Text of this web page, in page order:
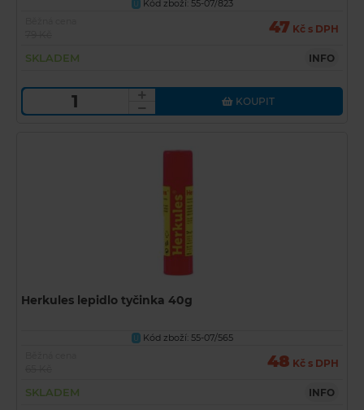
U
Kód zboží: 55-07/823
47 Kč s DPH
SKLADEM INFO
KOUPIT
Herkules lepidlo tyčinka 40g
U Kód zboží: 55-07/565
48 Kč s DPH
SKLADEM INFO